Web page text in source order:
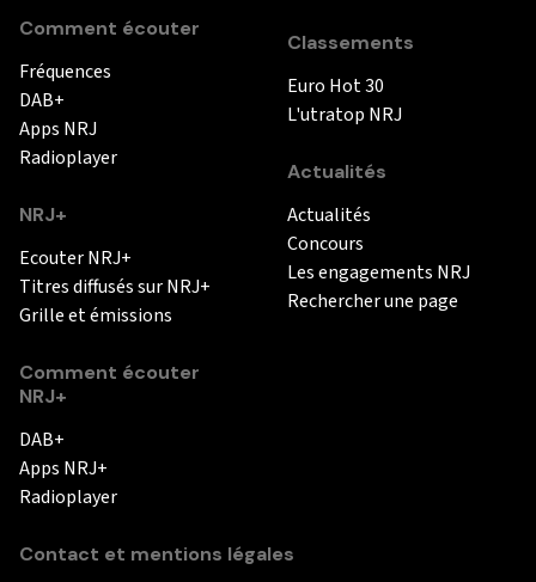
Comment écouter
Fréquences
DAB+
Apps NRJ
Radioplayer
NRJ+
Ecouter NRJ+
Titres diffusés sur NRJ+
Grille et émissions
Comment écouter
NRJ+
DAB+
Apps NRJ+
Radioplayer
Classements
Euro Hot 30
L'utratop NRJ
Actualités
Actualités
Concours
Les engagements NRJ
Rechercher une page
Contact et mentions légales